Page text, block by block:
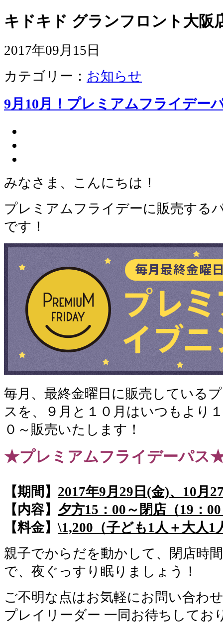
キドキド グランフロント大阪
2017年09月15日
カテゴリー： お知らせ
9月10月！プレミアムフライデー
みなさま、こんにちは！
プレミアムフライデーに販売する
です！
毎月、最終金曜日に販売している
スを、９月と１０月はいつもより
０～販売いたします！
★プレミアムフライデーパス
【期間】 2017年9月29日(金)、10月
【内容】 夕方15：00～閉店（19：
【料金】\1,200（子ども1人＋大人1
親子でからだを動かして、閉店時
で、夜ぐっすり眠りましょう！
ご不明な点はお気軽にお問い合わ
プレイリーダー 一同お待ちしてお